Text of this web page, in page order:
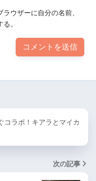
ウザーに自分の名前、
。
コラボ！キアラとマイカ
次の記事